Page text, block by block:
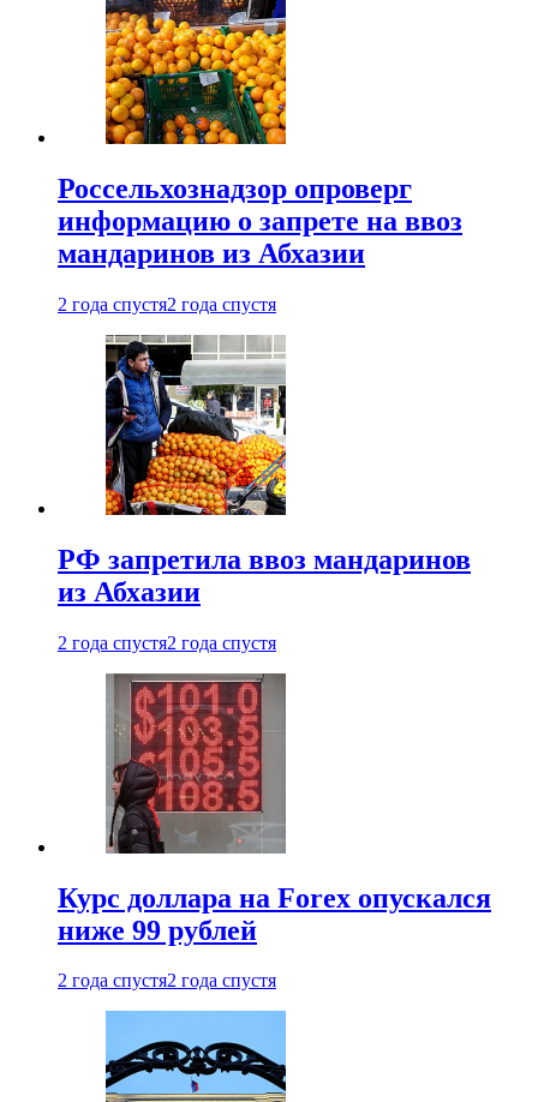
Россельхознадзор опроверг
информацию о запрете на ввоз
мандаринов из Абхазии
2 года спустя2 года спустя
РФ запретила ввоз мандаринов
из Абхазии
2 года спустя2 года спустя
Курс доллара на Forex опускался
ниже 99 рублей
2 года спустя2 года спустя